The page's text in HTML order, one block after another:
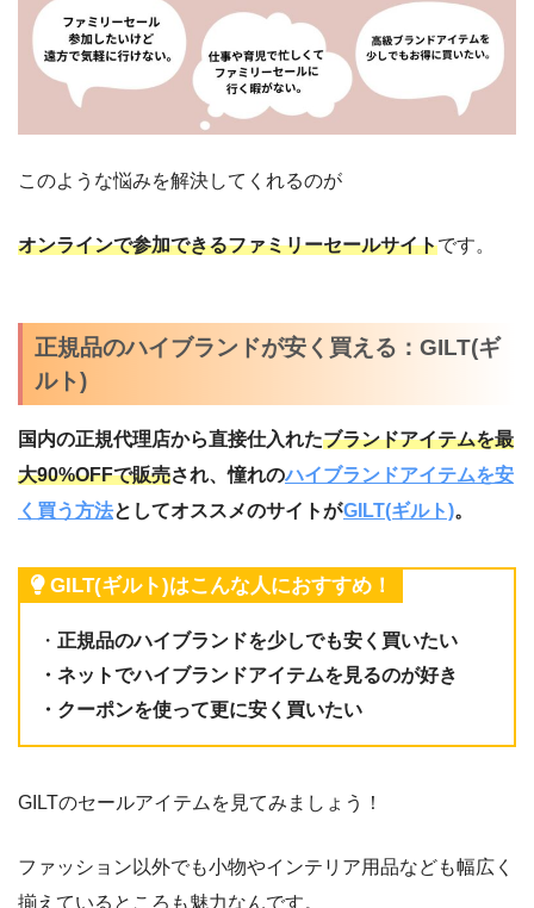
このような悩みを解決してくれるのが
オンラインで参加できるファミリーセールサイトです。
正規品のハイブランドが安く買える：GILT(ギ
ルト)
国内の正規代理店から直接仕入れたブランドアイテムを最
大90%OFFで販売され、憧れのハイブランドアイテムを安
く買う方法としてオススメのサイトがGILT(ギルト)。
GILT(ギルト)はこんな人におすすめ！
・ 正規品のハイブランドを少しでも安く買いたい
・ネットでハイブランドアイテムを見るのが好き
・クーポンを使って更に安く買いたい
GILTのセールアイテムを見てみましょう！
ファッション以外でも小物やインテリア用品なども幅広く
揃えているところも魅力なんです。